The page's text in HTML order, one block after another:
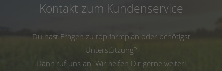
Kontakt zum Kundenservice
Du hast Fragen zu top farmplan oder benötigst
Unterstützung?
Dann ruf uns an. Wir helfen Dir gerne weiter!